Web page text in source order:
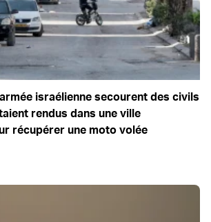
israélienne secourent des civils
rendus dans une ville
récupérer une moto volée